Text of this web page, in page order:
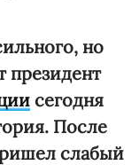
но
президент
сегодня
После
слабый